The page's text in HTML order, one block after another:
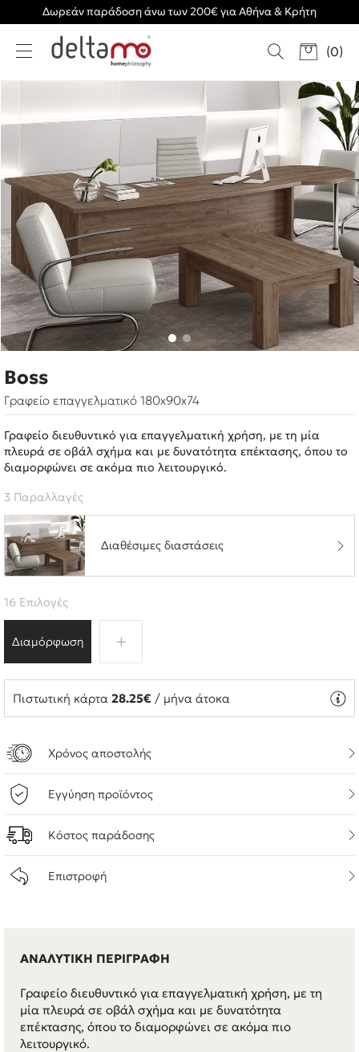
Δωρεάν παράδοση άνω των 200€ για Αθήνα & Κρήτη
(0)
Boss
Γραφείο επαγγελματικό 180x90x74
Γραφείο διευθυντικό για επαγγελματική χρήση, με τη μία
πλευρά σε οβάλ σχήμα και με δυνατότητα επέκτασης, όπου το
διαμορφώνει σε ακόμα πιο λειτουργικό.
3 Παραλλαγές
Διαθέσιμες διαστάσεις
Διαμόρφωση
16 Επιλογές
Πιστωτική κάρτα 28.25€ / μήνα άτοκα
Χρόνος αποστολής
Εγγύηση προϊόντος
Κόστος παράδοσης
Επιστροφή
ΑΝΑΛΥΤΙΚΗ ΠΕΡΙΓΡΑΦΗ
Γραφείο διευθυντικό για επαγγελματική χρήση, με τη
μία πλευρά σε οβάλ σχήμα και με δυνατότητα
επέκτασης, όπου το διαμορφώνει σε ακόμα πιο
λειτουργικό.